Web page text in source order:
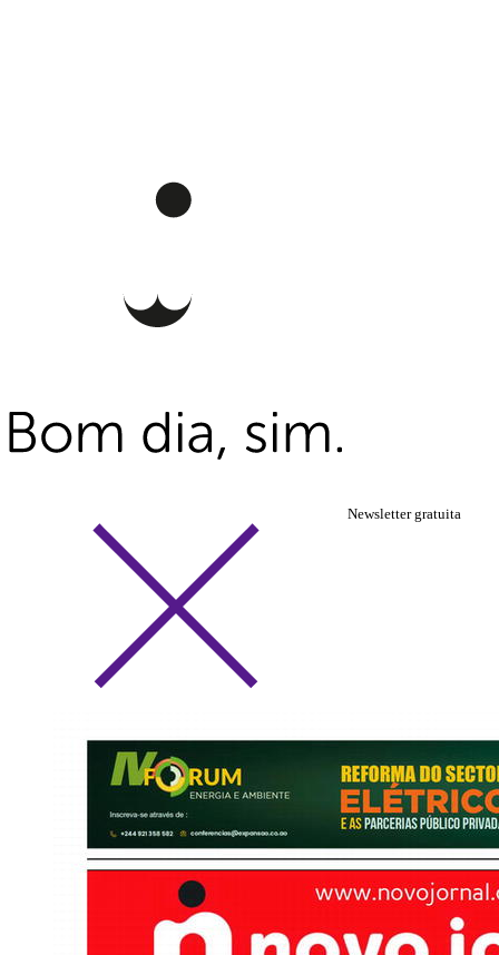
Newsletter gratuita